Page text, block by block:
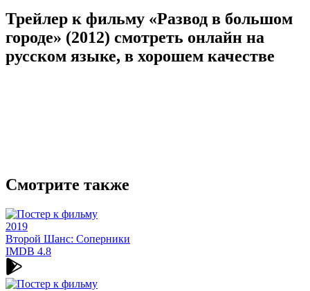
Трейлер к фильму «Развод в большом
городе» (2012) cмотреть онлайн на
русском языке, в хорошем качестве
Смотрите также
2019
Второй Шанс: Соперники
IMDB 4.8